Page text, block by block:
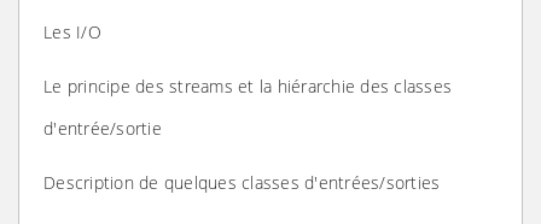
Les I/O
Le principe des streams et la hiérarchie des classes
d'entrée/sortie
Description de quelques classes d'entrées/sorties